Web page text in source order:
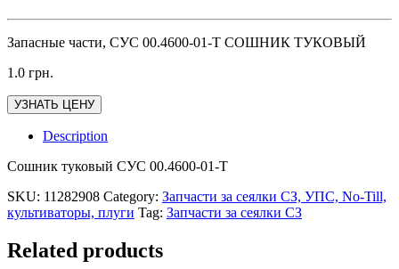
Запасные части, СУС 00.4600-01-Т СОШНИК ТУКОВЫЙ
1.0 грн.
УЗНАТЬ ЦЕНУ
Description
Сошник туковый СУС 00.4600-01-Т
SKU: 11282908 Category: Запчасти за сеялки СЗ, УПС, No-Till,
культиваторы, плуги Tag: Запчасти за сеялки СЗ
Related products